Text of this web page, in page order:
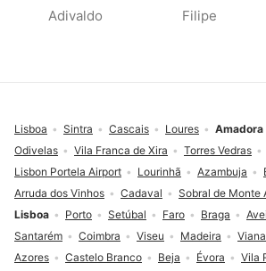
Adivaldo Filipe
Lisboa Porto Setúbal Faro Braga
Santarém
Coimbra Viseu Madeira
Azores
Castelo Branco Beja Évora Vila
Lisboa Sintra Cascais Loures Amadora
Odivelas
Vila Franca de Xira Torres Vedras
Lisbon Portela Airport
Lourinhã Azambuja
Arruda dos Vinhos
Cadaval Sobral de Monte